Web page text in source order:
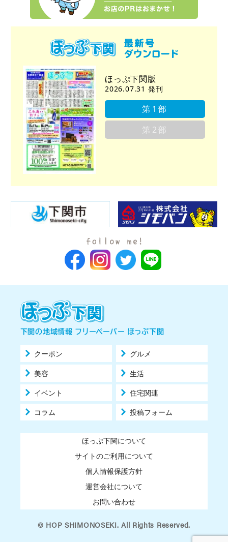
ほっぷ下関版
2026.07.31 発刊
第1部
第2部
下関の地域情報 フリーペーパー ほっぷ下関
クーポン グルメ
美容 生活
イベント 住宅関連
コラム 投稿フォーム
ほっぷ下関について
サイトのご利用について
個人情報保護方針
運営会社について
お問い合わせ
© HOP SHIMONOSEKI. All Rights Reserved.